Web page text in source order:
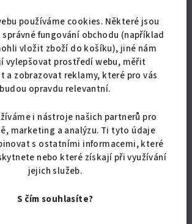
používáme cookies. Některé jsou
fungování obchodu (například
vložit zboží do košíku), jiné nám
vylepšovat prostředí webu, měřit
a zobrazovat reklamy, které pro vás
budou opravdu relevantní.
i nástroje našich partnerů pro
marketing a analýzu. Ti tyto údaje
s ostatními informacemi, které
nebo které získají při využívání
jejich služeb.
S čím souhlasíte?
individuálních preferencí.
spíše měkčí matrace a taky je
lehací plocha pro snadné vstávání.
spaní(chaty, matrace pro hosty...) jsou
matrace nebo levnější PUR matrace.
vyšší matrace s vysokou životností.
matrace a taštičkové (boxspring)